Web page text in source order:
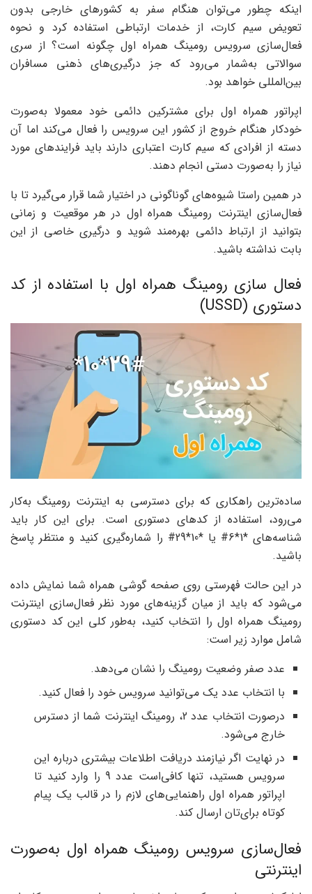
اینکه چطور می‌توان هنگام سفر به کشورهای خارجی بدون
تعویض سیم کارت، از خدمات ارتباطی استفاده کرد و نحوه
فعال‌سازی سرویس رومینگ همراه اول چگونه است؟ از سری
سوالاتی به‌شمار می‌رود که جز درگیری‌های ذهنی مسافران
بین‌المللی خواهد بود.
اپراتور همراه اول برای مشترکین دائمی خود معمولا به‌صورت
خودکار هنگام خروج از کشور این سرویس را فعال می‌کند اما آن
دسته از افرادی که سیم کارت اعتباری دارند باید فرایندهای مورد
نیاز را به‌صورت دستی انجام دهند.
در همین راستا شیوه‌های گوناگونی در اختیار شما قرار می‌گیرد تا با
فعال‌سازی اینترنت رومینگ همراه اول در هر موقعیت و زمانی
بتوانید از ارتباط دائمی بهره‌مند شوید و درگیری خاصی از این
بابت نداشته باشید.
فعال سازی رومینگ همراه اول با استفاده از کد
دستوری (USSD)
ساده‌ترین راهکاری که برای دسترسی به اینترنت رومینگ به‌کار
می‌رود، استفاده از کدهای دستوری است. برای این کار باید
شناسه‌های *1*6# یا *10*29# را شماره‌گیری کنید و منتظر پاسخ
باشید.
در این حالت فهرستی روی صفحه گوشی همراه شما نمایش داده
می‌شود که باید از میان گزینه‌های مورد نظر فعال‌سازی اینترنت
رومینگ همراه اول را انتخاب کنید، به‌طور کلی این کد دستوری
شامل موارد زیر است:
عدد صفر وضعیت رومینگ را نشان می‌دهد.
با انتخاب عدد یک می‌توانید سرویس خود را فعال کنید.
درصورت انتخاب عدد 2، رومینگ اینترنت شما از دسترس
خارج می‌شود.
در نهایت اگر نیازمند دریافت اطلاعات بیشتری درباره این
سرویس هستید، تنها کافی‌است عدد 9 را وارد کنید تا
اپراتور همراه اول راهنمایی‌های لازم را در قالب یک پیام
کوتاه برای‌تان ارسال کند.
فعال‌سازی سرویس رومینگ همراه اول به‌صورت
اینترنتی